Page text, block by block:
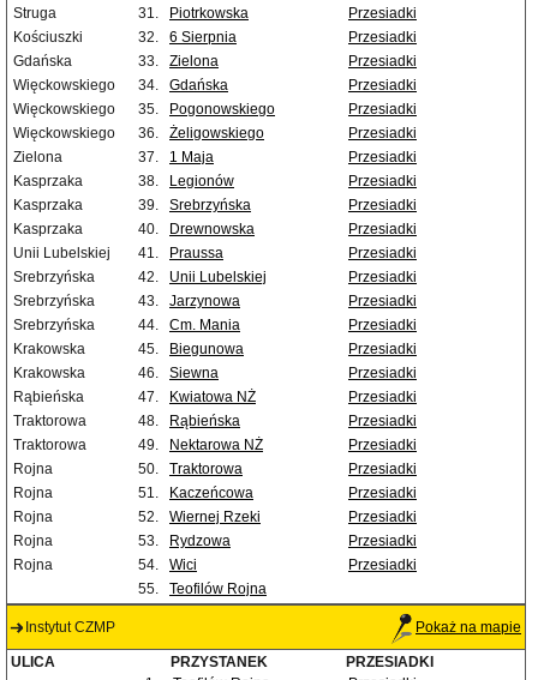
Struga
31. Piotrkowska
Przesiadki
Kościuszki
32. 6 Sierpnia
Przesiadki
Gdańska
33. Zielona
Przesiadki
Więckowskiego
34. Gdańska
Przesiadki
Więckowskiego
35. Pogonowskiego
Przesiadki
Więckowskiego
36. Żeligowskiego
Przesiadki
Zielona
37. 1 Maja
Przesiadki
Kasprzaka
38. Legionów
Przesiadki
Kasprzaka
39. Srebrzyńska
Przesiadki
Kasprzaka
40. Drewnowska
Przesiadki
Unii Lubelskiej
41. Praussa
Przesiadki
Srebrzyńska
42. Unii Lubelskiej
Przesiadki
Srebrzyńska
43. Jarzynowa
Przesiadki
Srebrzyńska
44. Cm. Mania
Przesiadki
Krakowska
45. Biegunowa
Przesiadki
Krakowska
46. Siewna
Przesiadki
Rąbieńska
47. Kwiatowa NŻ
Przesiadki
Traktorowa
48. Rąbieńska
Przesiadki
Traktorowa
49. Nektarowa NŻ
Przesiadki
Rojna
50. Traktorowa
Przesiadki
Rojna
51. Kaczeńcowa
Przesiadki
Rojna
52. Wiernej Rzeki
Przesiadki
Rojna
53. Rydzowa
Przesiadki
Rojna
54. Wici
Przesiadki
55.
Teofilów Rojna
Instytut CZMP Pokaż na mapie
ULICA PRZYSTANEK
PRZESIADKI